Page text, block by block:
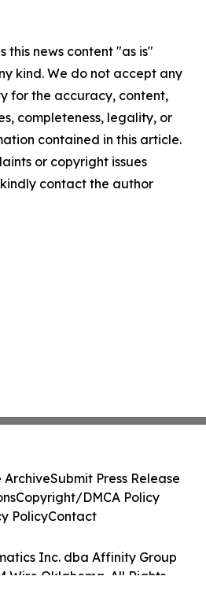
this news content "as is"
kind. We do not accept any
for the accuracy, content,
completeness, legality, or
contained in this article.
or copyright issues
contact the author
Inc. dba Affinity Group
Wire Oklahoma. All Rights
ArchiveSubmit Press Release
Copyright/DMCA Policy
PolicyContact